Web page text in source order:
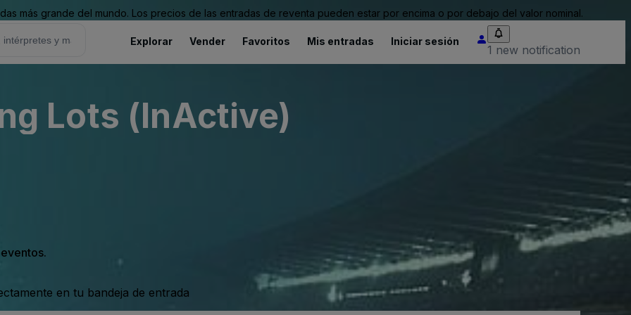
más grande del mundo. Los precios de las entradas de reventa pueden estar por encima o por debajo del valor nominal.
Explorar Vender Favoritos Mis entradas Iniciar sesión
1 new notification
Lots (InActive)
en tu bandeja de entrada